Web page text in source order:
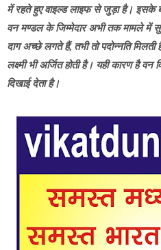
में रहते हुए वाइल्ड लाइफ से जुड़ा है। इसके
वन मण्डल के जिम्मेदार अभी तक मामले में
दाग अच्छे लगते हैं, तभी तो पदोन्नति
लक्ष्मी भी अर्जित होती है। यही कारण है
दिखाई देता है।